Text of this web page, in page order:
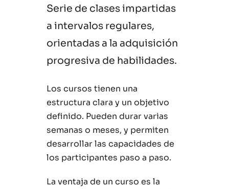
Serie de clases impartidas
a intervalos regulares,
orientadas a la adquisición
progresiva de habilidades.
Los cursos tienen una
estructura clara y un objetivo
definido. Pueden durar varias
semanas o meses, y permiten
desarrollar las capacidades de
los participantes paso a paso.
La ventaja de un curso es la